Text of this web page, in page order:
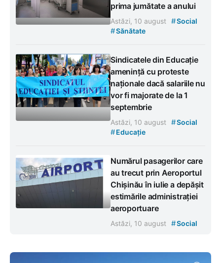
prima jumătate a anului
Astăzi, 10 august #Social
#Sănătate
Sindicatele din Educație
amenință cu proteste
naționale dacă salariile nu
vor fi majorate de la 1
septembrie
Astăzi, 10 august #Social
#Educație
Numărul pasagerilor care
au trecut prin Aeroportul
Chișinău în iulie a depășit
estimările administrației
aeroportuare
Astăzi, 10 august #Social